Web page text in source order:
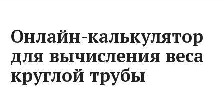
Онлайн-калькулятор
для вычисления веса
круглой трубы